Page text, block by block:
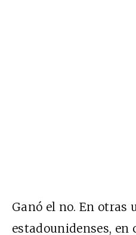
Ganó el no. En otras
estadounidenses, en